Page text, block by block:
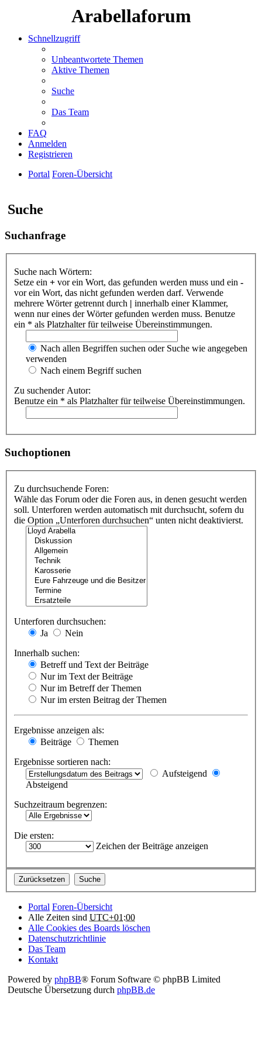
Arabellaforum
Schnellzugriff
Unbeantwortete Themen
Aktive Themen
Suche
Das Team
FAQ
Anmelden
Registrieren
Portal Foren-Übersicht
Suche
Suchanfrage
Suche nach Wörtern:
Setze ein + vor ein Wort, das gefunden werden muss und ein -
vor ein Wort, das nicht gefunden werden darf. Verwende
mehrere Wörter getrennt durch | innerhalb einer Klammer,
wenn nur eines der Wörter gefunden werden muss. Benutze
ein * als Platzhalter für teilweise Übereinstimmungen.
Nach allen Begriffen suchen oder Suche wie angegeben
verwenden
Nach einem Begriff suchen
Zu suchender Autor:
Benutze ein * als Platzhalter für teilweise Übereinstimmungen.
Suchoptionen
Zu durchsuchende Foren:
Wähle das Forum oder die Foren aus, in denen gesucht werden
soll. Unterforen werden automatisch mit durchsucht, sofern du
die Option „Unterforen durchsuchen“ unten nicht deaktivierst.
Unterforen durchsuchen:
Ja
Nein
Innerhalb suchen:
Betreff und Text der Beiträge
Nur im Text der Beiträge
Nur im Betreff der Themen
Nur im ersten Beitrag der Themen
Ergebnisse anzeigen als:
Beiträge
Themen
Ergebnisse sortieren nach:
Aufsteigend
Absteigend
Suchzeitraum begrenzen:
Die ersten:
Zeichen der Beiträge anzeigen
Portal Foren-Übersicht
Alle Zeiten sind UTC+01:00
Alle Cookies des Boards löschen
Datenschutzrichtlinie
Das Team
Kontakt
Powered by phpBB® Forum Software © phpBB Limited
Deutsche Übersetzung durch phpBB.de